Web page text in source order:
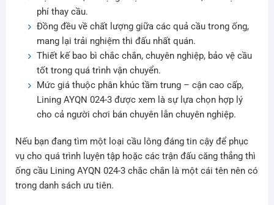
phí thay cầu.
Đồng đều về chất lượng giữa các quả cầu trong ống,
mang lại trải nghiệm thi đấu nhất quán.
Thiết kế bao bì chắc chắn, chuyên nghiệp, bảo vệ cầu
tốt trong quá trình vận chuyển.
Mức giá thuộc phân khúc tầm trung – cận cao cấp,
Lining AYQN 024-3 được xem là sự lựa chọn hợp lý
cho cả người chơi bán chuyên lẫn chuyên nghiệp.
Nếu bạn đang tìm một loại cầu lông đáng tin cậy để phục
vụ cho quá trình luyện tập hoặc các trận đấu căng thẳng thì
ống cầu Lining AYQN 024-3 chắc chắn là một cái tên nên có
trong danh sách ưu tiên.